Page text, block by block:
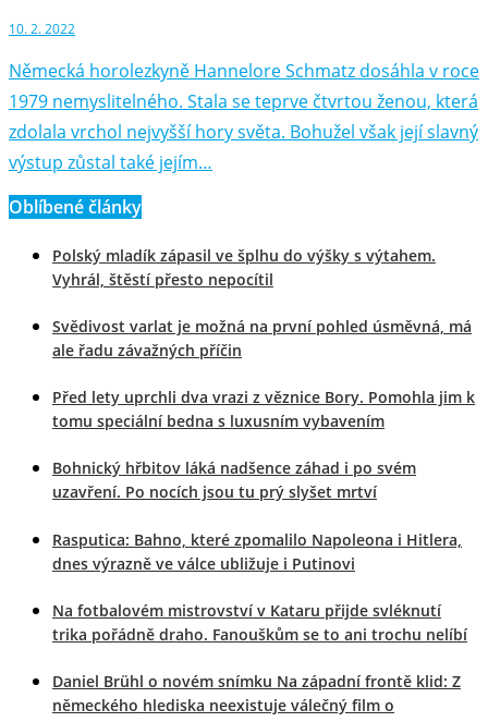
10. 2. 2022
Německá horolezkyně Hannelore Schmatz dosáhla v roce
1979 nemyslitelného. Stala se teprve čtvrtou ženou, která
zdolala vrchol nejvyšší hory světa. Bohužel však její slavný
výstup zůstal také jejím…
Oblíbené články
Polský mladík zápasil ve šplhu do výšky s výtahem.
Vyhrál, štěstí přesto nepocítil
Svědivost varlat je možná na první pohled úsměvná, má
ale řadu závažných příčin
Před lety uprchli dva vrazi z věznice Bory. Pomohla jim k
tomu speciální bedna s luxusním vybavením
Bohnický hřbitov láká nadšence záhad i po svém
uzavření. Po nocích jsou tu prý slyšet mrtví
Rasputica: Bahno, které zpomalilo Napoleona i Hitlera,
dnes výrazně ve válce ubližuje i Putinovi
Na fotbalovém mistrovství v Kataru přijde svléknutí
trika pořádně draho. Fanouškům se to ani trochu nelíbí
Daniel Brühl o novém snímku Na západní frontě klid: Z
německého hlediska neexistuje válečný film o